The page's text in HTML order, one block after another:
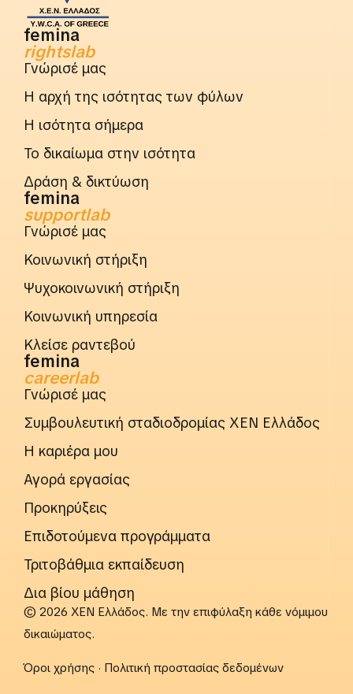
femina
rightslab
Γνώρισέ μας
Η αρχή της ισότητας των φύλων
Η ισότητα σήμερα
Το δικαίωμα στην ισότητα
Δράση & δικτύωση
femina
supportlab
Γνώρισέ μας
Κοινωνική στήριξη
Ψυχοκοινωνική στήριξη
Κοινωνική υπηρεσία
Κλείσε ραντεβού
femina
careerlab
Γνώρισέ μας
Συμβουλευτική σταδιοδρομίας ΧΕΝ Ελλάδος
Η καριέρα μου
Αγορά εργασίας
Προκηρύξεις
Επιδοτούμενα προγράμματα
Τριτοβάθμια εκπαίδευση
Δια βίου μάθηση
© 2026 ΧΕΝ Ελλάδος. Με την επιφύλαξη κάθε νόμιμου
δικαιώματος.
Όροι χρήσης · Πολιτική προστασίας δεδομένων